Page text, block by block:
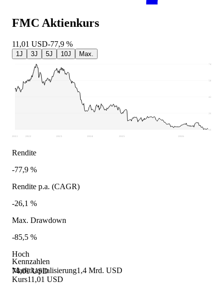
Kennzahlen
Marktkapitalisierung1,4 Mrd. USD
Kurs11,01 USD
FMC Aktienkurs
11,01 USD-77,9 %
1J 3J 5J 10J Max.
10,72
26,54
42,37
58,19
74,01
2021 2022 2023 2024 2025 2026
Rendite
-77,9 %
Rendite p.a. (CAGR)
-26,1 %
Max. Drawdown
-85,5 %
Hoch
74,01 USD